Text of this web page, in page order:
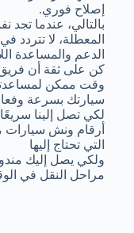
إصلاح فوري.
بالتالي، عندما
المعطلة، لا تتردد
الدعم والمساعدة
كن على ثقة أن
وقت ممكن
سيارتك بسرعة
لكي تصل إلينا
أرقام ونش سيارات
التي تحتاج إليها
ولكي يصل إليك
مراحل النقل في